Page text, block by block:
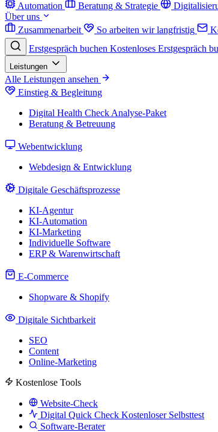
Automation
Beratung & Strategie
Über uns
Zusammenarbeit
So arbeiten wir langfristig
Erstgespräch buchen Kostenloses Erstgespräch
Leistungen
Alle Leistungen ansehen
Einstieg & Begleitung
Digital Health Check Analyse-Paket
Beratung & Betreuung
Webentwicklung
Webdesign & Entwicklung
Digitale Geschäftsprozesse
KI-Agentur
KI-Automation
KI-Marketing
Individuelle Software
ERP & Warenwirtschaft
E-Commerce
Shopware & Shopify
Digitale Sichtbarkeit
SEO
Content
Online-Marketing
Kostenlose Tools
Website-Check
Digital Quick Check Kostenloser Selbsttest
Software-Berater